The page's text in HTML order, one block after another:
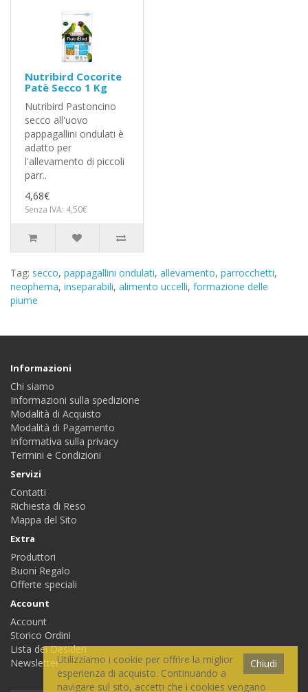
Nutribird Cocorite
Patè Secco 1 Kg
Nutribird Pastoncino
secco all'uovo
pappagallini ondulati è
adatto per
l'allevamento di piccoli
parr..
4,68€
Senza IVA: 4,50€
Tag: secco, pappagallini ondulati, allevamento, parrocchetti,
neophema, inseparabili, alimento uccelli, formazione delle
piume
Informazioni
Chi siamo
Informazioni sulla spedizione
Modalità di Acquisto
Modalità di Pagamento
Informativa sulla privacy
Termini e Condizioni
Servizi
Contatti
Richiesta di Reso
Mappa del Sito
Extra
Produttori
Buoni Regalo
Offerte speciali
Account
Account
Storico Ordini
Lista dei Desideri
Newsletter
Chiudi
Utilizziamo i cookie per offrire la miglior
esperienza di acquisto. Continuando a
navigare sul sito, accetti che i cookies vengano